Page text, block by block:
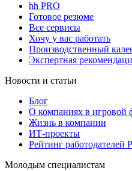
hh PRO
Готовое резюме
Все сервисы
Хочу у вас работать
Производственный
Экспертная
Новости и статьи
Блог
О компаниях в игровой
Жизнь в компании
ИТ-проекты
Рейтинг работодателей
Молодым специалистам